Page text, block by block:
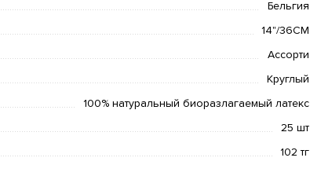
Бельгия
14"/36СМ
Ассорти
Круглый
100% натуральный биоразлагаемый латекс
25 шт
102 тг